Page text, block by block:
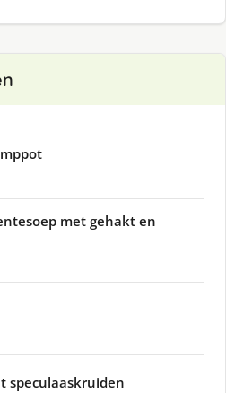
met gehakt en
speculaaskruiden